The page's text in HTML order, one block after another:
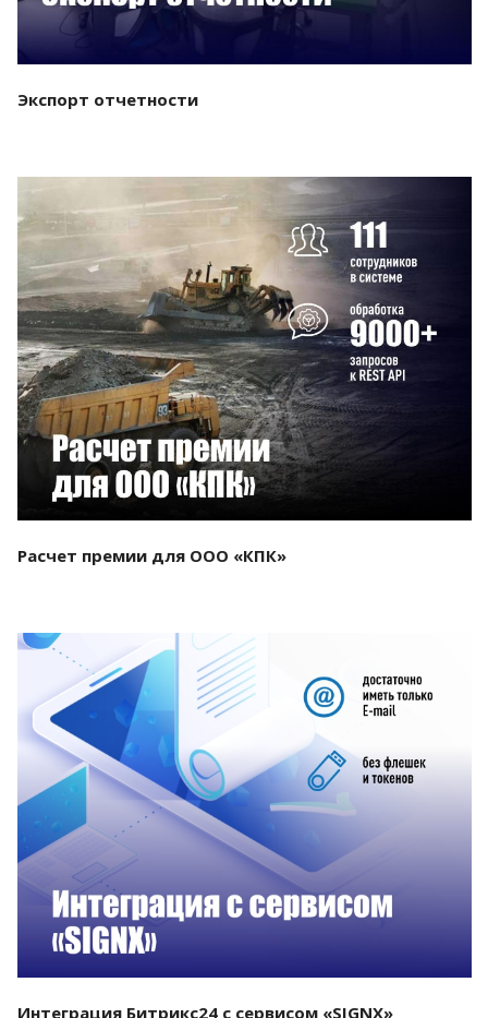
Экспорт отчетности
Смотреть проект
Расчет премии для ООО «КПК»
Смотреть проект
Интеграция Битрикс24 с сервисом «SIGNX»